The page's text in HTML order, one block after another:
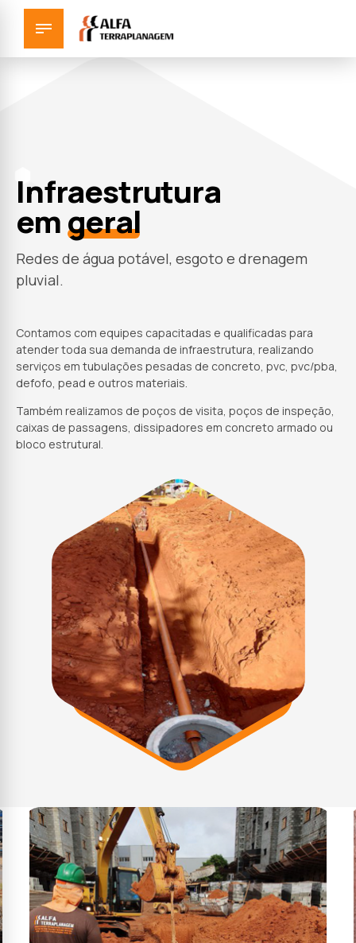
Infraestrutura
emgeral
Redes de água potável, esgoto e drenagem
pluvial.
Contamos com equipes capacitadas e qualificadas para
atender toda sua demanda de infraestrutura, realizando
serviços em tubulações pesadas de concreto, pvc, pvc/pba,
defofo, pead e outros materiais.
Também realizamos de poços de visita, poços de inspeção,
caixas de passagens, dissipadores em concreto armado ou
bloco estrutural.